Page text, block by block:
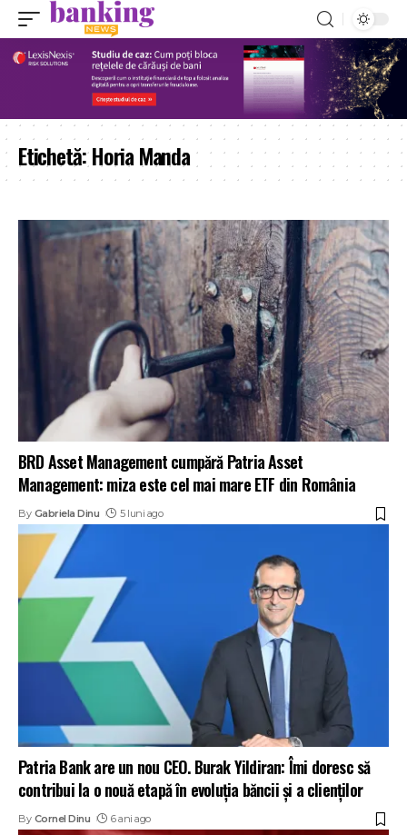
Etichetă:Horia Manda
BRD Asset Management cumpără Patria Asset
Management: miza este cel mai mare ETF din România
By Gabriela Dinu 5 luni ago
Patria Bank are un nou CEO. Burak Yildiran: Îmi doresc să
contribui la o nouă etapă în evoluția băncii și a clienților
By Cornel Dinu 6 ani ago